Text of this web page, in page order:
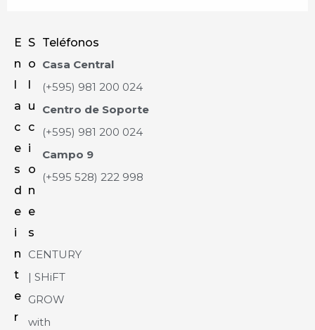
E
n
a
c
e
s
d
e
i
n
t
e
r
S
o
u
c
i
o
n
e
s
CENTURY
| SHiFT
GROW
with
Teléfonos
Casa Central
(+595) 981 200 024
Centro de Soporte
(+595) 981 200 024
Campo 9
(+595 528) 222 998